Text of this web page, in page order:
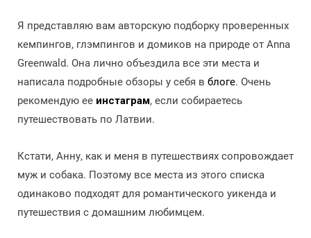
Я представляю вам авторскую подборку проверенных
кемпингов, глэмпингов и домиков на природе от Anna
Greenwald. Она лично объездила все эти места и
написала подробные обзоры у себя в блоге. Очень
рекомендую ее инстаграм, если собираетесь
путешествовать по Латвии.
Кстати, Анну, как и меня в путешествиях сопровождает
муж и собака. Поэтому все места из этого списка
одинаково подходят для романтического уикенда и
путешествия с домашним любимцем.